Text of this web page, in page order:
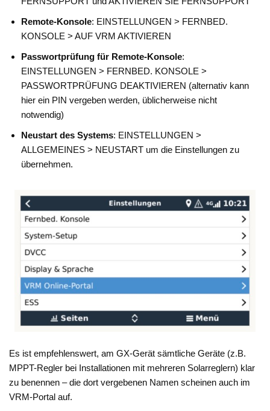
Remote-Konsole: EINSTELLUNGEN > FERNBED.
KONSOLE > AUF VRM AKTIVIEREN
Passwortprüfung für Remote-Konsole:
EINSTELLUNGEN > FERNBED. KONSOLE >
PASSWORTPRÜFUNG DEAKTIVIEREN (alternativ kann
hier ein PIN vergeben werden, üblicherweise nicht
notwendig)
Neustart des Systems: EINSTELLUNGEN >
ALLGEMEINES > NEUSTART um die Einstellungen zu
übernehmen.
Es ist empfehlenswert, am GX-Gerät sämtliche Geräte (z.B.
MPPT-Regler bei Installationen mit mehreren Solarreglern) klar
zu benennen – die dort vergebenen Namen scheinen auch im
VRM-Portal auf.